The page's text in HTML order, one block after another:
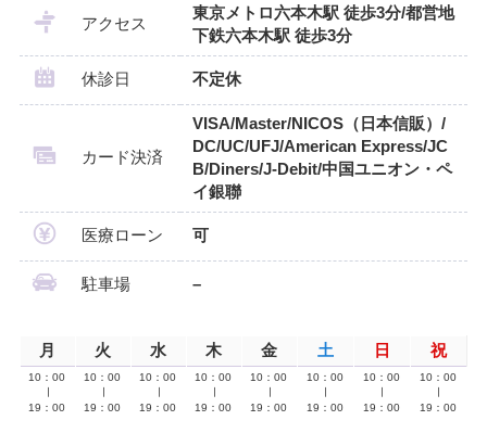
アクセス
東京メトロ六本木駅 徒歩3分/都営地
下鉄六本木駅 徒歩3分
休診日 不定休
カード決済
VISA/Master/NICOS（日本信販）/
DC/UC/UFJ/American Express/JC
B/Diners/J-Debit/中国ユニオン・ペ
イ銀聯
医療ローン 可
駐車場 –
月 火 水 木 金 土 日 祝
10：00
19：00
10：00
19：00
10：00
19：00
10：00
19：00
10：00
19：00
10：00
19：00
10：00
19：00
10：00
19：00